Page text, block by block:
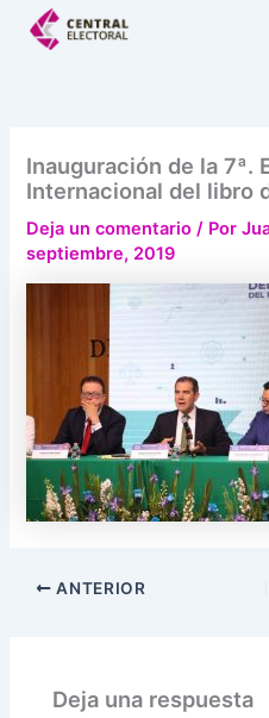
Inauguración de la 7ª.
Internacional del libro
Deja un comentario / Por
septiembre, 2019
ANTERIOR
Deja una respuesta